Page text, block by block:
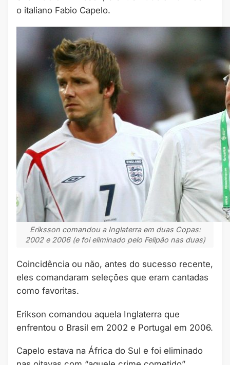
o italiano Fabio Capelo.
Eriksson comandou a Inglaterra em duas Copas:
2002 e 2006 (e foi eliminado pelo Felipão nas duas)
Coincidência ou não, antes do sucesso recente,
eles comandaram seleções que eram cantadas
como favoritas.
Erikson comandou aquela Inglaterra que
enfrentou o Brasil em 2002 e Portugal em 2006.
Capelo estava na África do Sul e foi eliminado